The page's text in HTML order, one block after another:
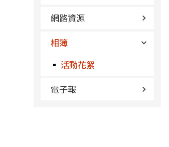
網路資源
相簿
活動花絮
電子報